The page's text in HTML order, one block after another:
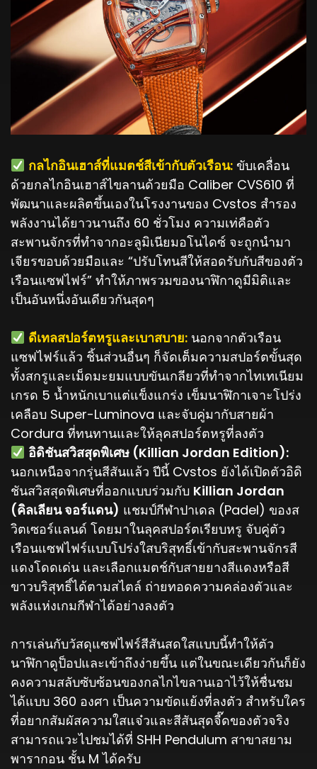
️ กลไกอินเฮาส์ที่แมตช์สีเข้ากับตัวเรือน:ขับเคลื่อน
ด้วยกลไกอินเฮาส์ไขลานด้วยมือ Caliber CVS610 ที่
พัฒนาและผลิตขึ้นเองในโรงงานของ Cvstos สำรอง
พลังงานได้ยาวนานถึง 60 ชั่วโมง ความเท่คือตัว
สะพานจักรที่ทำจากอะลูมิเนียมอโนไดซ์ จะถูกนำมา
เจียรขอบด้วยมือและ “ปรับโทนสีให้สอดรับกับสีของตัว
เรือนแซฟไฟร์” ทำให้ภาพรวมของนาฬิกาดูมีมิติและ
เป็นอันหนึ่งอันเดียวกันสุดๆ
️ ดีเทลสปอร์ตหรูและเบาสบาย:นอกจากตัวเรือน
แซฟไฟร์แล้ว ชิ้นส่วนอื่นๆ ก็จัดเต็มความสปอร์ตขั้นสุด
ทั้งสกรูและเม็ดมะยมแบบขันเกลียวที่ทำจากไทเทเนียม
เกรด 5 น้ำหนักเบาแต่แข็งแกร่ง เข็มนาฬิกาเจาะโปร่ง
เคลือบ Super-Luminova และจับคู่มากับสายผ้า
Cordura ที่ทนทานและให้ลุคสปอร์ตหรูที่ลงตัว
อิดิชันสวิสสุดพิเศษ (Killian Jordan Edition):
นอกเหนือจากรุ่นสีสันแล้ว ปีนี้ Cvstos ยังได้เปิดตัวอิดิ
ชันสวิสสุดพิเศษที่ออกแบบร่วมกับ Killian Jordan
(คิลเลียน จอร์แดน) แชมป์กีฬาปาเดล (Padel) ของส
วิตเซอร์แลนด์ โดยมาในลุคสปอร์ตเรียบหรู จับคู่ตัว
เรือนแซฟไฟร์แบบโปร่งใสบริสุทธิ์เข้ากับสะพานจักรสี
แดงโดดเด่น และเลือกแมตช์กับสายยางสีแดงหรือสี
ขาวบริสุทธิ์ได้ตามสไตล์ ถ่ายทอดความคล่องตัวและ
พลังแห่งเกมกีฬาได้อย่างลงตัว
การเล่นกับวัสดุแซฟไฟร์สีสันสดใสแบบนี้ทำให้ตัว
นาฬิกาดูป็อปและเข้าถึงง่ายขึ้น แต่ในขณะเดียวกันก็ยัง
คงความสลับซับซ้อนของกลไกไขลานเอาไว้ให้ชื่นชม
ได้แบบ 360 องศา เป็นความขัดแย้งที่ลงตัว สำหรับใคร
ที่อยากสัมผัสความใสแจ๋วและสีสันสุดจี๊ดของตัวจริง
สามารถแวะไปชมได้ที่ SHH Pendulum สาขาสยาม
พารากอน ชั้น M ได้ครับ